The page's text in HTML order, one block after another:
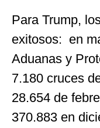
Para Trump,
exitosos: en
Aduanas y
7.180 cruces
28.654 de
370.883 en